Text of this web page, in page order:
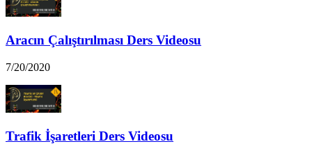
Aracın Çalıştırılması Ders Videosu
7/20/2020
Trafik İşaretleri Ders Videosu